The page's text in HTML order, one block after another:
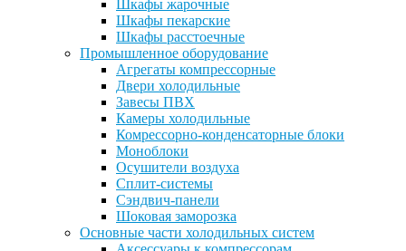
Шкафы жарочные
Шкафы пекарские
Шкафы расстоечные
Промышленное оборудование
Агрегаты компрессорные
Двери холодильные
Завесы ПВХ
Камеры холодильные
Комрессорно-конденсаторные блоки
Моноблоки
Осушители воздуха
Сплит-системы
Сэндвич-панели
Шоковая заморозка
Основные части холодильных систем